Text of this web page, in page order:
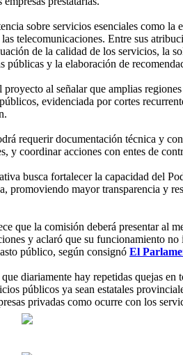
sobre servicios esenciales como la
telecomunicaciones. Entre sus
de la calidad de los servicios, la
públicas y la elaboración de
al señalar que amplias
evidenciada por cortes
requerir documentación técnica y
y coordinar acciones con entes de
busca fortalecer la capacidad del
promoviendo mayor transparencia y
que la comisión deberá presentar al
y aclaró que su funcionamiento
público, según consignó El
diariamente hay repetidas quejas en
públicos ya sean estatales
privadas como ocurre con los